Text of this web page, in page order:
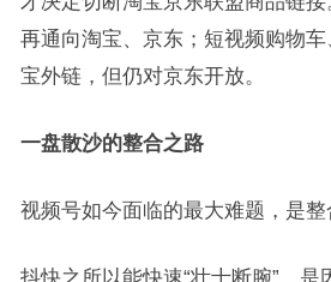
再通向淘宝、京东；短视频购物
宝外链，但仍对京东开放。
一盘散沙的整合之路
视频号如今面临的最大难题，是整
抖快之所以能快速“壮士断腕”，是